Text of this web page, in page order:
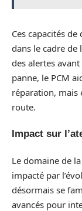
Ces capacités
dans le cadre de
des alertes avant
panne, le PCM
réparation, mais
route.
Impact sur
Le domaine de
impacté par
désormais se
avancés pour